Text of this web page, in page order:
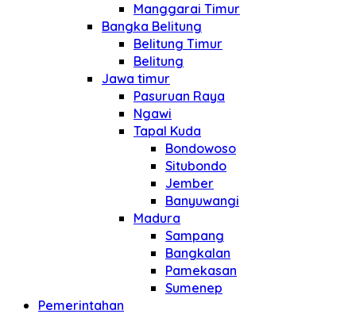
Manggarai Timur
Bangka Belitung
Belitung Timur
Belitung
Jawa timur
Pasuruan Raya
Ngawi
Tapal Kuda
Bondowoso
Situbondo
Jember
Banyuwangi
Madura
Sampang
Bangkalan
Pamekasan
Sumenep
Pemerintahan